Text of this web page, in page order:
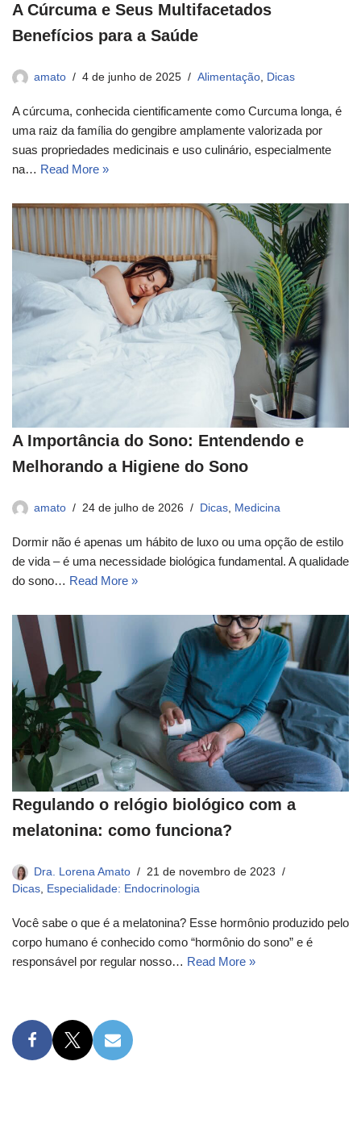
A Cúrcuma e Seus Multifacetados
Benefícios para a Saúde
amato 4 de junho de 2025 Alimentação Dicas
A cúrcuma, conhecida cientificamente como Curcuma longa, é
uma raiz da família do gengibre amplamente valorizada por
suas propriedades medicinais e uso culinário, especialmente
na… Read More »
A Importância do Sono: Entendendo e
Melhorando a Higiene do Sono
amato 24 de julho de 2026 Dicas, Medicina
Dormir não é apenas um hábito de luxo ou uma opção de estilo
de vida – é uma necessidade biológica fundamental. A qualidade
do sono… Read More »
Regulando o relógio biológico com a
melatonina: como funciona?
Dra. Lorena Amato
21 de novembro de 2023
Dicas
Especialidade: Endocrinologia
Você sabe o que é a melatonina? Esse hormônio produzido pelo
corpo humano é conhecido como “hormônio do sono” e é
responsável por regular nosso… Read More »